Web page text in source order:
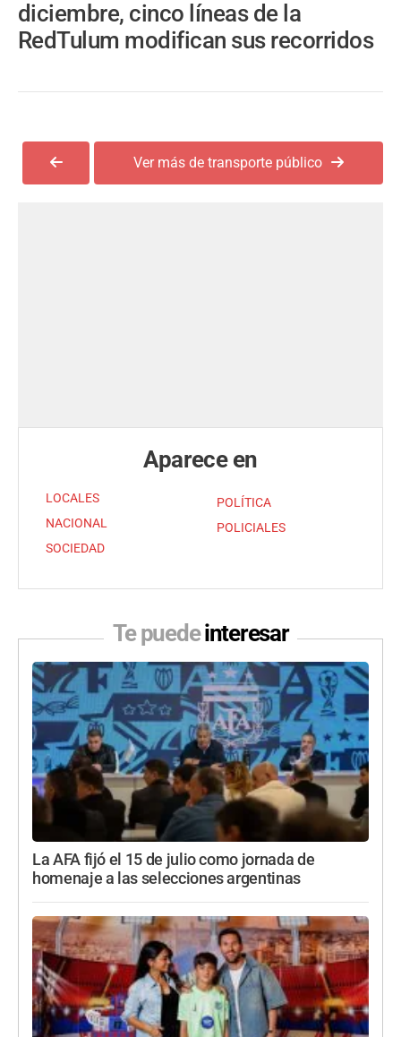
diciembre, cinco líneas de la
RedTulum modifican sus recorridos
Ver más de transporte público
Aparece en
LOCALES
NACIONAL
SOCIEDAD
POLÍTICA
POLICIALES
Te puedeinteresar
La AFA fijó el 15 de julio como jornada de
homenaje a las selecciones argentinas